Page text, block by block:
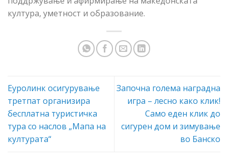
култура, уметност и образование.
Еуролинк осигурување
третпат организира
бесплатна туристичка
тура со наслов „Мапа на
културата“
Започна голема наградна
игра – лесно како клик!
Само еден клик до
сигурен дом и зимување
во Банско